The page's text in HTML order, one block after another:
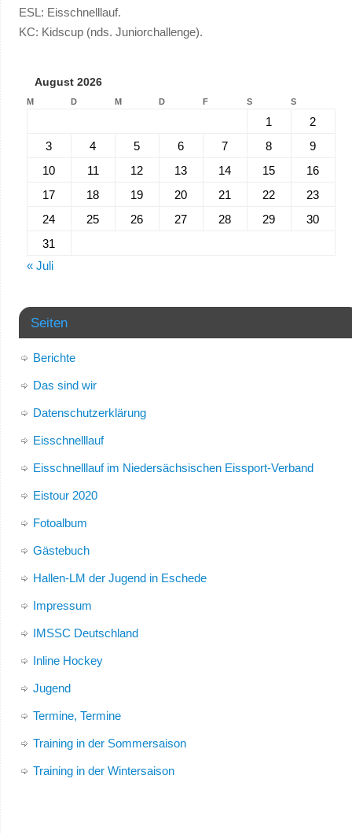
ESL: Eisschnelllauf.
KC: Kidscup (nds. Juniorchallenge).
August 2026
M D M D F S S
1
2
3
4 5 6 7 8
9
10
11 12 13 14 15
16
17
18 19 20 21 22
23
24
25 26 27 28 29
30
31
« Juli
Seiten
Berichte
Das sind wir
Datenschutzerklärung
Eisschnelllauf
Eisschnelllauf im Niedersächsischen Eissport-Verband
Eistour 2020
Fotoalbum
Gästebuch
Hallen-LM der Jugend in Eschede
Impressum
IMSSC Deutschland
Inline Hockey
Jugend
Termine, Termine
Training in der Sommersaison
Training in der Wintersaison